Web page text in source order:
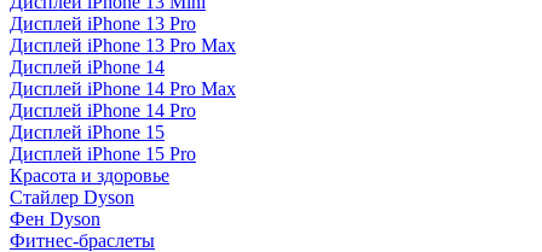
Дисплей iPhone 13 Pro
Дисплей iPhone 13 Pro Max
Дисплей iPhone 14
Дисплей iPhone 14 Pro Max
Дисплей iPhone 14 Pro
Дисплей iPhone 15
Дисплей iPhone 15 Pro
Красота и здоровье
Стайлер Dyson
Фен Dyson
Фитнес-браслеты